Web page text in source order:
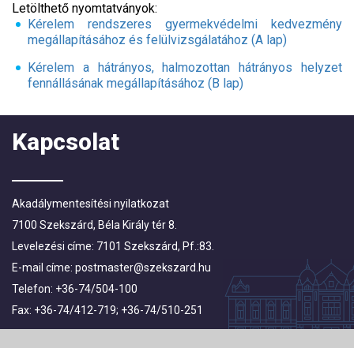
Letölthető nyomtatványok:
Kérelem rendszeres gyermekvédelmi kedvezmény
megállapításához és felülvizsgálatához (A lap)
Kérelem a hátrányos, halmozottan hátrányos helyzet
fennállásának megállapításához (B lap)
Kapcsolat
Akadálymentesítési nyilatkozat
7100 Szekszárd, Béla Király tér 8.
Levelezési címe: 7101 Szekszárd, Pf.:83.
E-mail címe: postmaster@szekszard.hu
Telefon: +36-74/504-100
Fax: +36-74/412-719; +36-74/510-251